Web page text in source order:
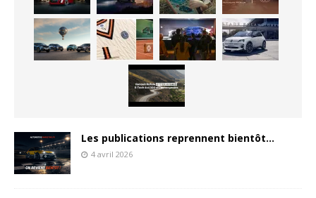
Les publications reprennent bientôt…
4 avril 2026